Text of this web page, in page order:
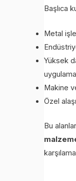
Başlıca
Metal
Yüksek
Makine
Özel
Bu